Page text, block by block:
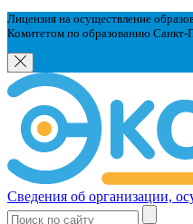
Лицензия на осуществление
Комитетом по образованию Санкт-
Сведения об организации,